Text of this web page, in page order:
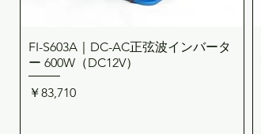
クイックビュー
FI-S603A｜DC-AC正弦波インバータ
ー 600W（DC12V）
価格
￥83,710